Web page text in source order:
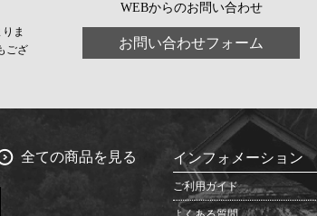
ま
ござ
WEBからのお問い合わせ
お問い合わせフォーム
全ての商品を見る インフォメーション
ご利用ガイド